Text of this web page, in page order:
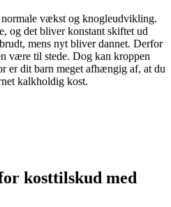
vækst og knogleudvikling.
og det bliver konstant skiftet ud
mens nyt bliver dannet. Derfor
være til stede. Dog kan kroppen
er dit barn meget afhængig af, at du
kalkholdig kost.
kost­tilskud med